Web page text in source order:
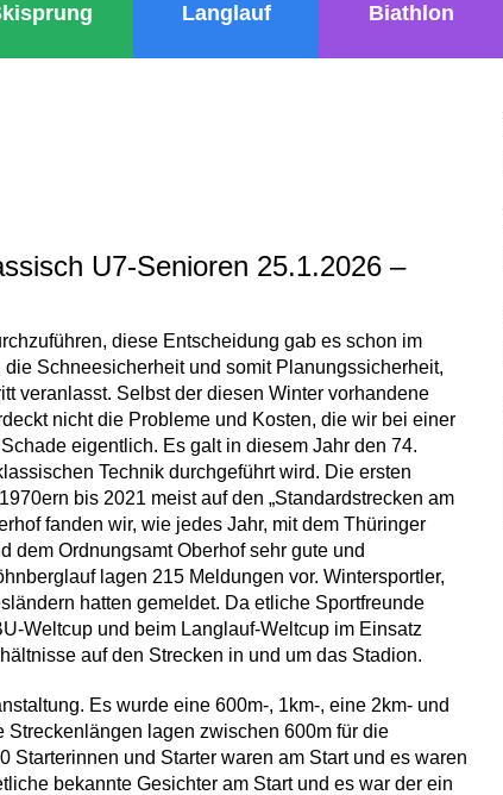
Langlauf Biathlon
U7-Senioren 25.1.2026 –
diese Entscheidung gab es schon im
Schneesicherheit und somit Planungssicherheit,
veranlasst. Selbst der diesen Winter vorhandene
nicht die Probleme und Kosten, die wir bei einer
eigentlich. Es galt in diesem Jahr den 74.
Technik durchgeführt wird. Die ersten
bis 2021 meist auf den „Standardstrecken am
fanden wir, wie jedes Jahr, mit dem Thüringer
dem Ordnungsamt Oberhof sehr gute und
lagen 215 Meldungen vor. Wintersportler,
hatten gemeldet. Da etliche Sportfreunde
Weltcup und beim Langlauf-Weltcup im Einsatz
auf den Strecken in und um das Stadion.
Es wurde eine 600m-, 1km-, eine 2km- und
lagen zwischen 600m für die
Starterinnen und Starter waren am Start und es waren
bekannte Gesichter am Start und es war der ein